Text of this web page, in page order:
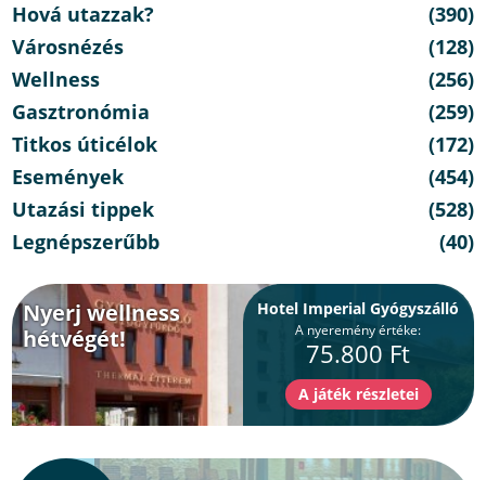
Hová utazzak?
(390)
Városnézés
(128)
Wellness
(256)
Gasztronómia
(259)
Titkos úticélok
(172)
Események
(454)
Utazási tippek
(528)
Legnépszerűbb
(40)
Nyerj wellness
hétvégét!
Hotel Imperial Gyógyszálló
A nyeremény értéke:
75.800 Ft